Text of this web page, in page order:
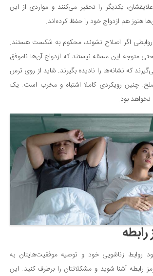
زیست
یکدیگر را تحقیر می‌کنند و مواردی از این
هنوز هم ازدواج خود را حفظ کرده‌اند.
روابطی اگر اصلاح نشوند، محکوم به شکست هستند.
حتی متوجه این مسئله نیستند که ازدواج آن‌ها ناموفق
که نشانه‌ها را نادیده بگیرند. شاید از روی ترس
چنین رویکردی کاملا اشتباه و مخرب است. یک
نخواهد بود.
روابط زناشویی خود و توصیه موفقیت‌هایتان به
9 پرچم قرمز رابطه آشنا شوید و مشکلاتتان را برطرف کنید. این